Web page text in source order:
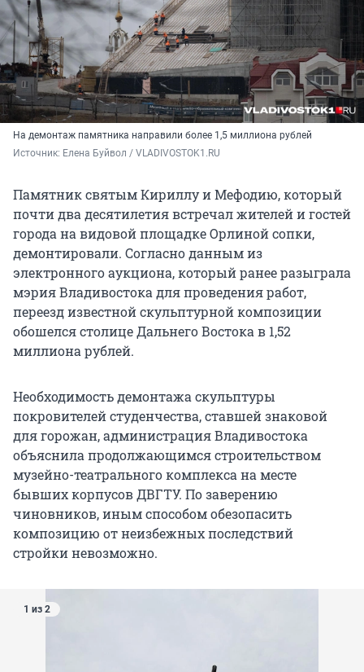
На демонтаж памятника направили более 1,5 миллиона рублей
Источник: Елена Буйвол / VLADIVOSTOK1.RU
Памятник святым Кириллу и Мефодию, который
почти два десятилетия встречал жителей и гостей
города на видовой площадке Орлиной сопки,
демонтировали. Согласно данным из
электронного аукциона, который ранее разыграла
мэрия Владивостока для проведения работ,
переезд известной скульптурной композиции
обошелся столице Дальнего Востока в 1,52
миллиона рублей.
Необходимость демонтажа скульптуры
покровителей студенчества, ставшей знаковой
для горожан, администрация Владивостока
объяснила продолжающимся строительством
музейно-театрального комплекса на месте
бывших корпусов ДВГТУ. По заверению
чиновников, иным способом обезопасить
композицию от неизбежных последствий
стройки невозможно.
1 из 2